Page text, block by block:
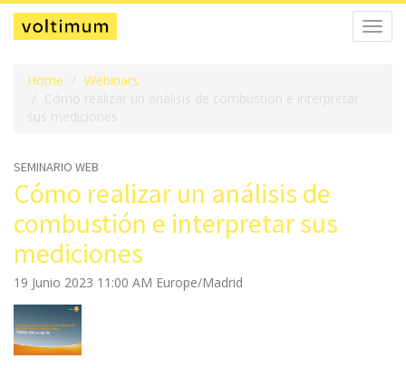
la
Home
Webinars
Cómo realizar un análisis de combustión e interpretar
sus mediciones
SEMINARIO WEB
Cómo realizar un análisis de
combustión e interpretar sus
mediciones
19 Junio 2023 11:00 AM Europe/Madrid